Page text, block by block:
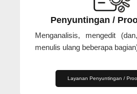
Penyuntingan /
Menganalisis, mengedit
menulis ulang beberapa
Layanan Penyuntingan /